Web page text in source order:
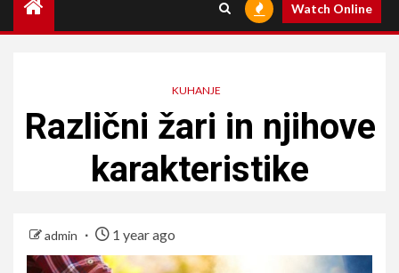
Watch Online
KUHANJE
Različni žari in njihove
karakteristike
admin 1 year ago